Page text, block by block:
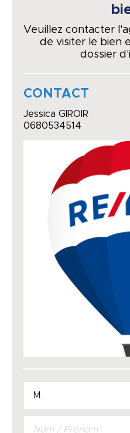
Veuillez contacter
de visiter le bien
dossier
CONTACT
Jessica GIROIR
0680534514